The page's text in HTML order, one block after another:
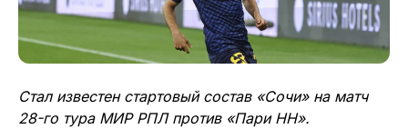
Стал известен стартовый состав «Сочи» на матч
28-го тура МИР РПЛ против «Пари НН».